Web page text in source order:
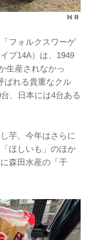
フォルクスワーゲ
プ14A）は、1949
生産されなかっ
ばれる貴重なクル
、日本には4台ある
芋。今年はさらに
ほしいも」のほか
森田水産の「干